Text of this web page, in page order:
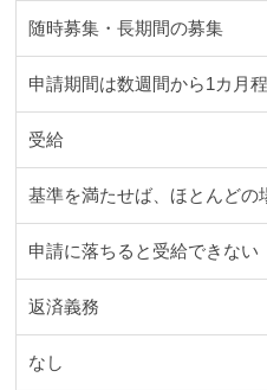
随時募集・長期間の募集
申請期間は数週間から1カ月
受給
基準を満たせば、ほとんどの
申請に落ちると受給できない
返済義務
なし